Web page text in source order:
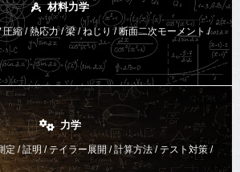
材料力学
縮 / 熱応力 / 梁 / ねじり / 断面二次モーメント /
力学
定 / 証明 / テイラー展開 / 計算方法 /テスト対策 /